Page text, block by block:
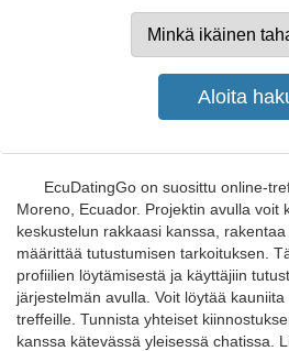
EcuDatingGo on suosittu online-
Moreno, Ecuador. Projektin avulla voit
keskustelun rakkaasi kanssa,
määrittää tutustumisen tarkoituksen.
profiilien löytämisestä ja käyttäjiin
järjestelmän avulla. Voit löytää
treffeille. Tunnista yhteiset
kanssa kätevässä yleisessä chatissa.